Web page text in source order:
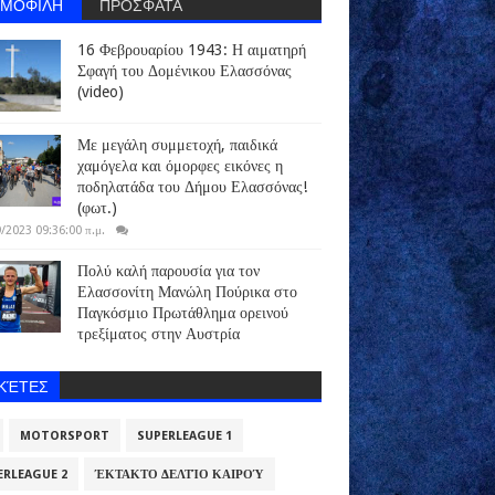
16 Φεβρουαρίου 1943: Η αιματηρή
Σφαγή του Δομένικου Ελασσόνας
(video)
Με μεγάλη συμμετοχή, παιδικά
χαμόγελα και όμορφες εικόνες η
ποδηλατάδα του Δήμου Ελασσόνας!
(φωτ.)
2023 09:36:00 π.μ.
Πολύ καλή παρουσία για τον
Ελασσονίτη Μανώλη Πούρικα στο
Παγκόσμιο Πρωτάθλημα ορεινού
τρεξίματος στην Αυστρία
MOTORSPORT SUPERLEAGUE 1
2 ΈΚΤΑΚΤΟ ΔΕΛΤΊΟ ΚΑΙΡΟΎ